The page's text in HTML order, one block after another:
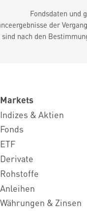
Fondsdaten und
der
nach den
Markets
Indizes & Aktien
Fonds
ETF
Derivate
Rohstoffe
Anleihen
Währungen & Zinsen